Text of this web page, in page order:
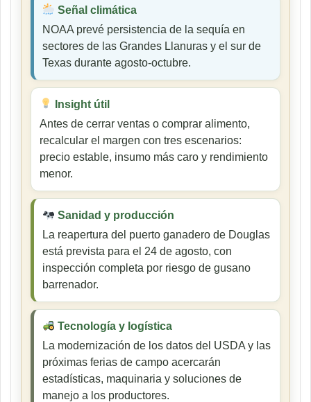
Señal climática
NOAA prevé persistencia de la sequía en
sectores de las Grandes Llanuras y el sur de
Texas durante agosto-octubre.
Insight útil
Antes de cerrar ventas o comprar alimento,
recalcular el margen con tres escenarios:
precio estable, insumo más caro y rendimiento
menor.
Sanidad y producción
La reapertura del puerto ganadero de Douglas
está prevista para el 24 de agosto, con
inspección completa por riesgo de gusano
barrenador.
Tecnología y logística
La modernización de los datos del USDA y las
próximas ferias de campo acercarán
estadísticas, maquinaria y soluciones de
manejo a los productores.